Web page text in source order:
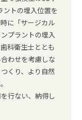
ントの埋入位置を
に「サージカル
プラントの埋入
科衛生士ととも
わせを考慮しな
くり、より自然
行ない、納得し